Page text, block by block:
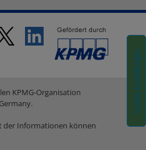
KPMG-Organisation
der Informationen können
Cookie-Einstellungen